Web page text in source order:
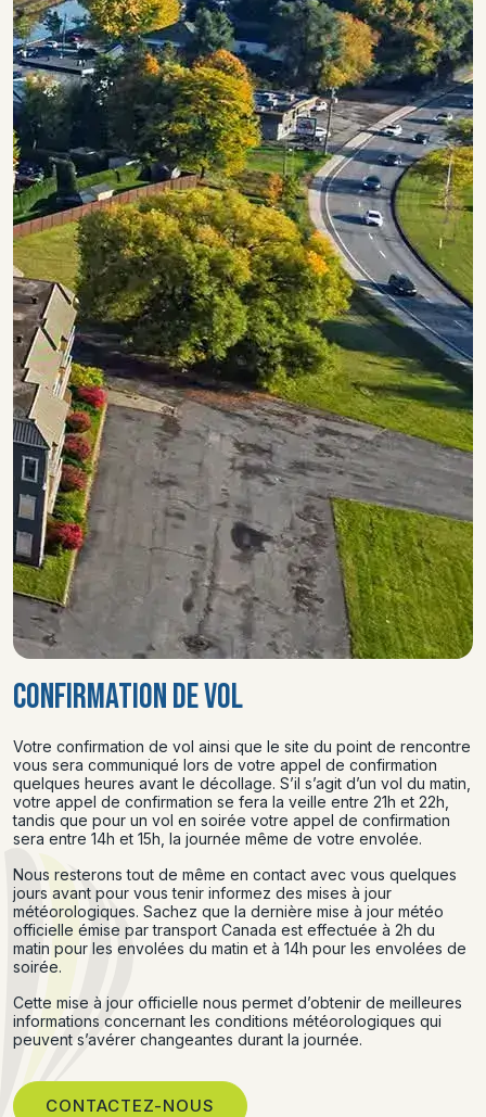
CONFIRMATION DE VOL
Votre confirmation de vol ainsi que le site du point de rencontre
vous sera communiqué lors de votre appel de confirmation
quelques heures avant le décollage. S’il s’agit d’un vol du matin,
votre appel de confirmation se fera la veille entre 21h et 22h,
tandis que pour un vol en soirée votre appel de confirmation
sera entre 14h et 15h, la journée même de votre envolée.
Nous resterons tout de même en contact avec vous quelques
jours avant pour vous tenir informez des mises à jour
météorologiques. Sachez que la dernière mise à jour météo
officielle émise par transport Canada est effectuée à 2h du
matin pour les envolées du matin et à 14h pour les envolées de
soirée.
Cette mise à jour officielle nous permet d’obtenir de meilleures
informations concernant les conditions météorologiques qui
peuvent s’avérer changeantes durant la journée.
CONTACTEZ-NOUS